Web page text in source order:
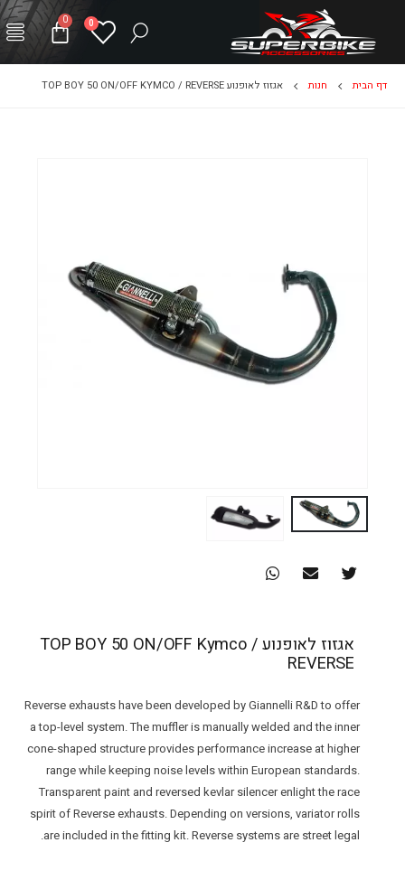
0
0
דף הבית חנות אגזוז לאופנוע TOP BOY 50 ON/OFF KYMCO / REVERSE
אגזוז לאופנוע TOP BOY 50 ON/OFF Kymco /
REVERSE
Reverse exhausts have been developed by Giannelli R&D to offer
a top-level system. The muffler is manually welded and the inner
cone-shaped structure provides performance increase at higher
range while keeping noise levels within European standards.
Transparent paint and reversed kevlar silencer enlight the race
spirit of Reverse exhausts. Depending on versions, variator rolls
are included in the fitting kit. Reverse systems are street legal.